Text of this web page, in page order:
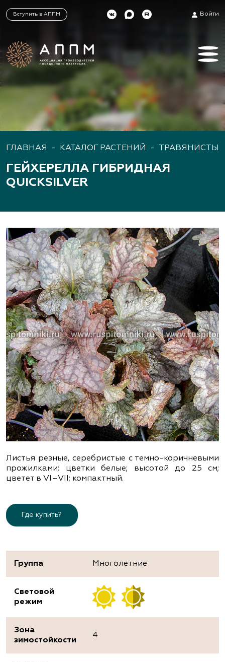
Вступить в АППМ Войти
ГЛАВНАЯ - КАТАЛОГ РАСТЕНИЙ -
ГЕЙХЕРЕЛЛА ГИБРИДНАЯ
QUICKSILVER
Листья резные, серебристые с темно-коричневыми
прожилками; цветки белые; высотой до 25 см;
цветет в VІ–VІІ; компактный.
Где купить?
Группа Многолетние
Световой
режим
Зона
зимостойкости
4